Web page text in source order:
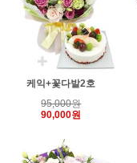
케익+꽃다발2호
95,000원
90,000원